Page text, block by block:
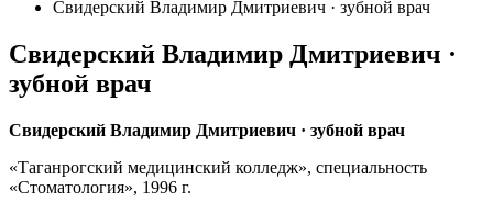
Свидерский Владимир Дмитриевич · зубной врач
Свидерский Владимир Дмитриевич ·
зубной врач
Свидерский Владимир Дмитриевич · зубной врач
«Таганрогский медицинский колледж», специальность
«Стоматология», 1996 г.